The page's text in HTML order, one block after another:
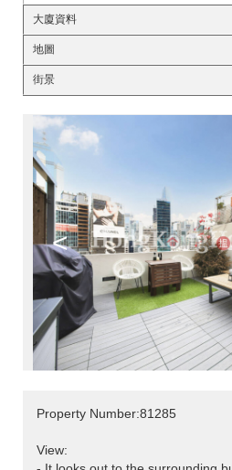
大廈資料
地圖
街景
<
Property Number:81285
View: